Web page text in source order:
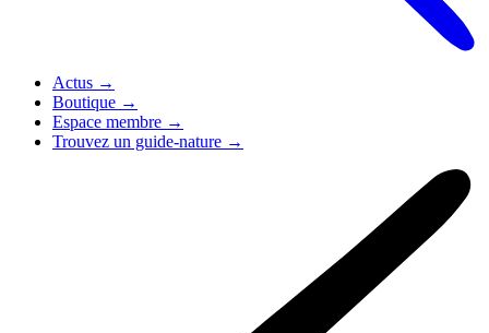
Actus →
Boutique →
Espace membre →
Trouvez un guide-nature →